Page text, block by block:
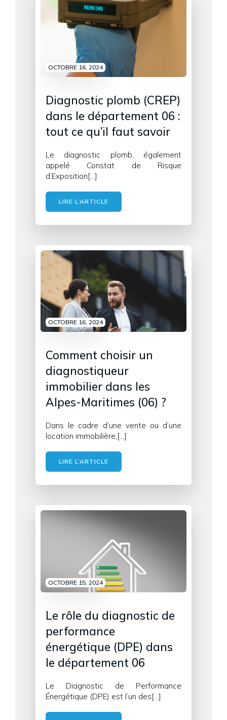
OCTOBRE 16, 2024
Diagnostic plomb (CREP)
dans le département 06 :
tout ce qu’il faut savoir
Le diagnostic plomb, également
appelé Constat de Risque
d’Exposition[…]
LIRE L’ARTICLE
OCTOBRE 16, 2024
Comment choisir un
diagnostiqueur
immobilier dans les
Alpes-Maritimes (06) ?
Dans le cadre d’une vente ou d’une
location immobilière,[…]
LIRE L’ARTICLE
OCTOBRE 15, 2024
Le rôle du diagnostic de
performance
énergétique (DPE) dans
le département 06
Le Diagnostic de Performance
Énergétique (DPE) est l’un des[…]